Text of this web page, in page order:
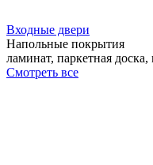
Входные двери
Напольные покрытия
ламинат, паркетная
Смотреть все